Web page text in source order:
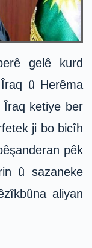
gelê kurd
û ‌Herêma
Îraq ketiye ber
ji bo bicîh
pêk
û sazaneke
aliyan